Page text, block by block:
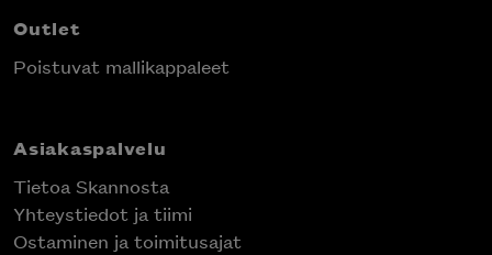
Outlet
Poistuvat mallikappaleet
Asiakaspalvelu
Tietoa Skannosta
Yhteystiedot ja tiimi
Ostaminen ja toimitusajat